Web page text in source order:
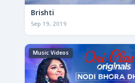
Brishti
Sep 19, 2019
Music Videos